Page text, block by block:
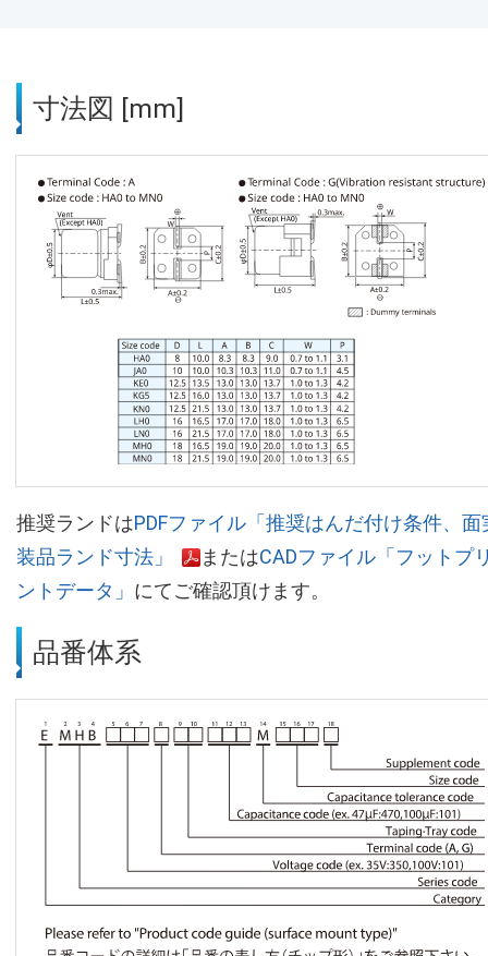
寸法図 [mm]
推奨ランドはPDFファイル「推奨はんだ付け条件、面
装品ランド寸法」
またはCADファイル「フットプ
ントデータ」 にてご確認頂けます。
品番体系